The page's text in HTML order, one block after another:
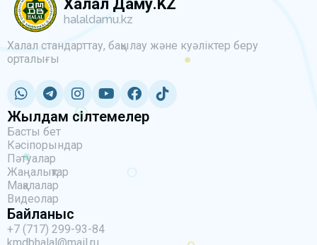
Халал Даму.KZ
halaldamu.kz
Халал стандарттау, бақылау және куәліктер беру
орталығы
Жылдам сілтемелер
Басты бет
Кәсіпорындар
Пәтуалар
Жаңалықтар
Мақалалар
Видеолар
Байланыс
+7 (717) 299-93-84
kmdbhalal@mail.ru